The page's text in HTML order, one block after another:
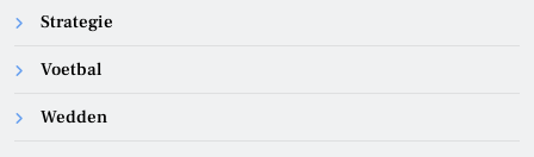
Strategie
Voetbal
Wedden